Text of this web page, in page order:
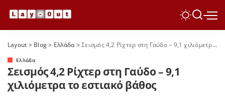
Layout > Blog> Ελλάδα>Σεισμός 4,2 Ρίχτερ στη Γαύδο – 9,1 χιλιόμετρα το εστιακό βάθος
Ελλάδα
Σεισμός 4,2 Ρίχτερ στη Γαύδο – 9,1
χιλιόμετρα το εστιακό βάθος